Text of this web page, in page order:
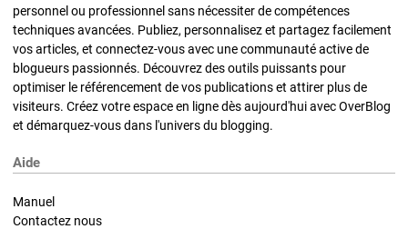
personnel ou professionnel sans nécessiter de compétences
techniques avancées. Publiez, personnalisez et partagez facilement
vos articles, et connectez-vous avec une communauté active de
blogueurs passionnés. Découvrez des outils puissants pour
optimiser le référencement de vos publications et attirer plus de
visiteurs. Créez votre espace en ligne dès aujourd'hui avec OverBlog
et démarquez-vous dans l'univers du blogging.
Aide
Manuel
Contactez nous